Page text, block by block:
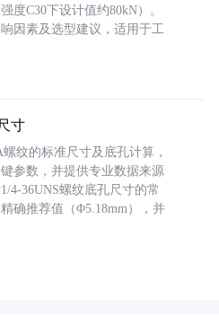
度C30下设计值约80kN）。
因素及选型建议，适用于工
寸
纹的标准尺寸及底孔计算，
参数，并提供专业数据来源
4-36UNS螺纹底孔尺寸的常
确推荐值（Φ5.18mm），并